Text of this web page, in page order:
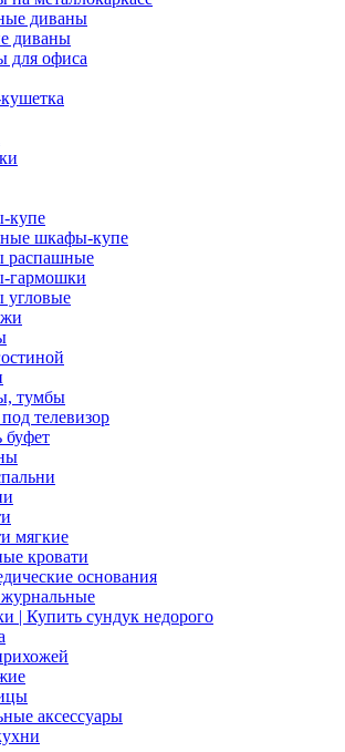
диваны
диваны
для офиса
купе
шкафы-купе
тумбы
телевизор
буфет
мягкие
кровати
основания
| Купить сундук недорого
аксессуары